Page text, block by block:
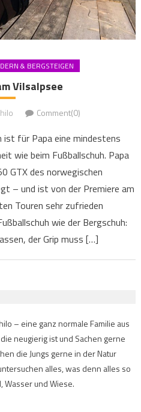
& BERGSTEIGEN
Vilsalpsee
Comment(0)
ist für Papa eine mindestens
wie beim Fußballschuh. Papa
GTX des norwegischen
– und ist von der Premiere am
Touren sehr zufrieden
wie der Bergschuh:
der Grip muss […]
– eine ganz normale Familie aus
neugierig ist und Sachen gerne
die Jungs gerne in der Natur
alles, was denn alles so
Wasser und Wiese.